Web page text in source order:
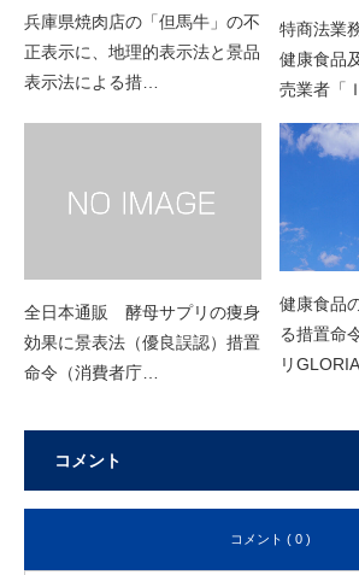
兵庫県焼肉店の「但馬牛」の不
正表示に、地理的表示法と景品
表示法による措…
特商法業
健康食品
売業者「
全日本通販 酵母サプリの痩身
効果に景表法（優良誤認）措置
命令（消費者庁…
健康食品
る措置命
リ
コメント
コメント ( 0 )